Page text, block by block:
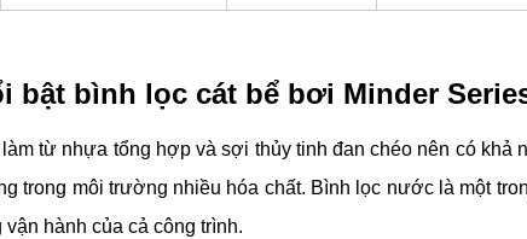
bật bình lọc cát bể bơi Minder
từ nhựa tổng hợp và sợi thủy tinh đan chéo nên có khả
trong môi trường nhiều hóa chất. Bình lọc nước là một
hành của cả công trình.